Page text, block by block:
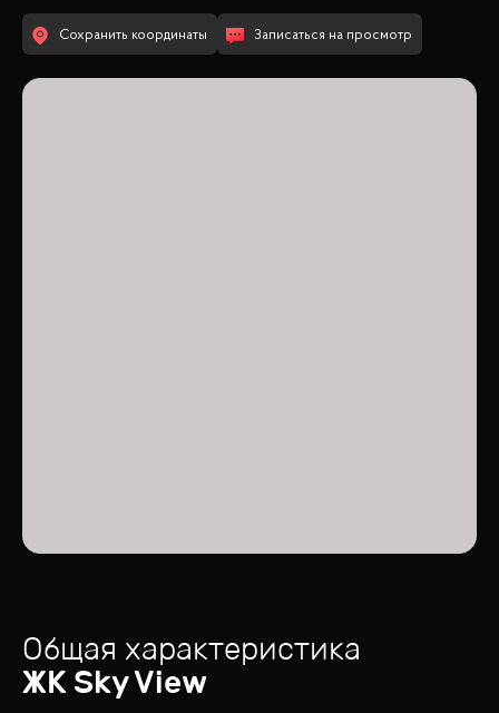
Сохранить координаты Записаться на просмотр
Общая характеристика
ЖК Sky View